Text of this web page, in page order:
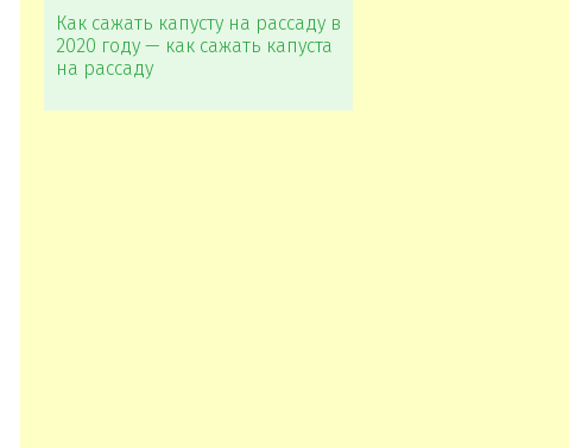
Как сажать капусту на рассаду в
2020 году — как сажать капуста
на рассаду